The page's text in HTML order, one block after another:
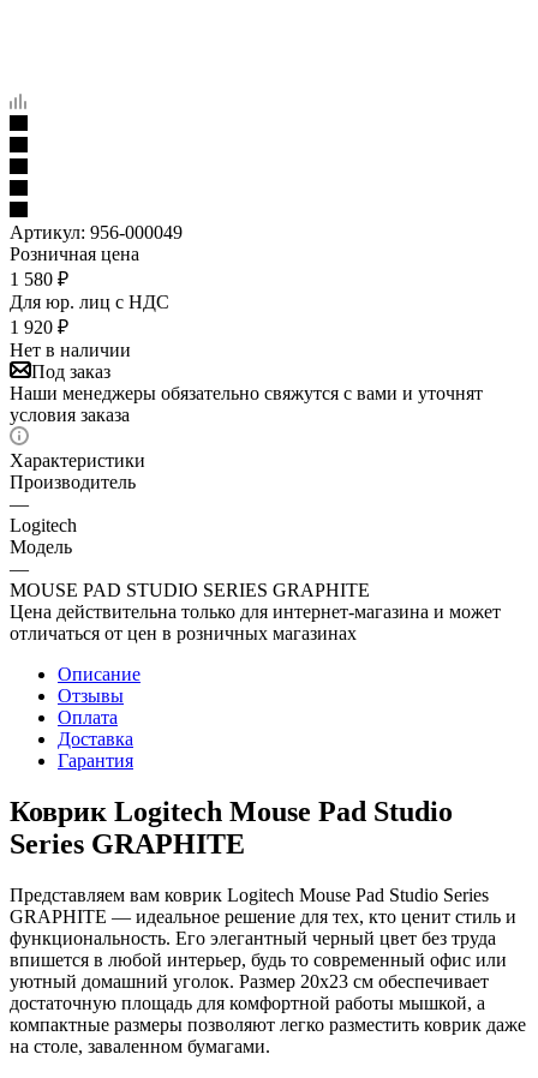
Артикул: 956-000049
Розничная цена
1 580 ₽
Для юр. лиц c НДС
1 920 ₽
Нет в наличии
Под заказ
Наши менеджеры обязательно свяжутся с вами и уточнят
условия заказа
Характеристики
Производитель
—
Logitech
Модель
—
MOUSE PAD STUDIO SERIES GRAPHITE
Цена действительна только для интернет-магазина и может
отличаться от цен в розничных магазинах
Описание
Отзывы
Оплата
Доставка
Гарантия
Коврик Logitech Mouse Pad Studio
Series GRAPHITE
Представляем вам коврик Logitech Mouse Pad Studio Series
GRAPHITE — идеальное решение для тех, кто ценит стиль и
функциональность. Его элегантный черный цвет без труда
впишется в любой интерьер, будь то современный офис или
уютный домашний уголок. Размер 20x23 см обеспечивает
достаточную площадь для комфортной работы мышкой, а
компактные размеры позволяют легко разместить коврик даже
на столе, заваленном бумагами.